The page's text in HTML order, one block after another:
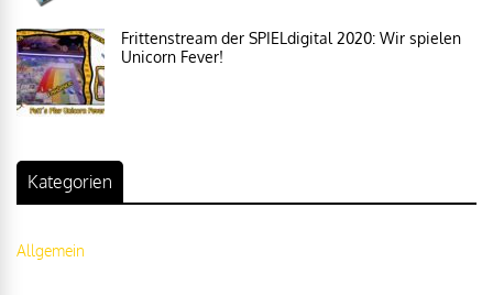
Frittenstream der SPIELdigital 2020: Wir spielen
Unicorn Fever!
Kategorien
Allgemein